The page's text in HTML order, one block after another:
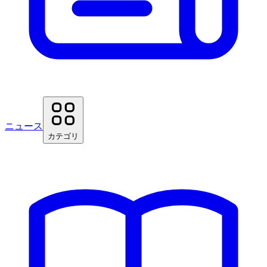
ニュース
カテゴリ